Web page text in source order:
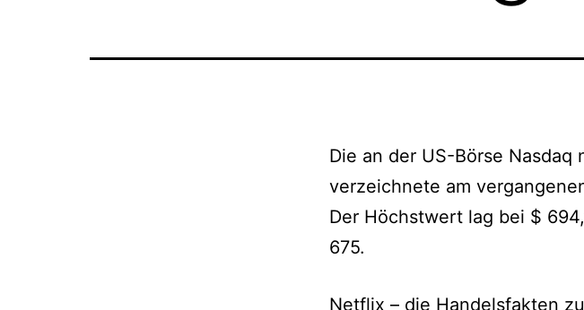
Die an der US-Börse
verzeichnete am
Der Höchstwert lag bei $
675.
Netflix – die Handelsfakten